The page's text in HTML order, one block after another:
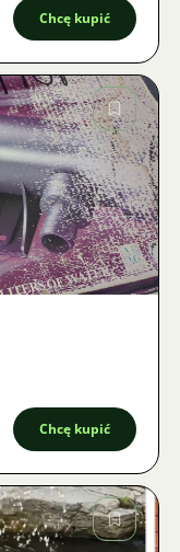
Chcę kupić
Chcę kupić